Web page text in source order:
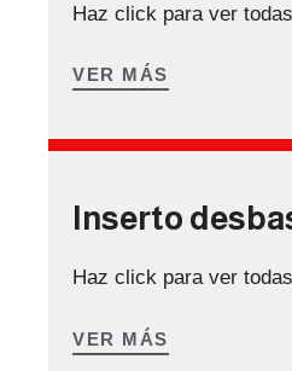
Haz click para ver
VER MÁS
Inserto
Haz click para ver
VER MÁS